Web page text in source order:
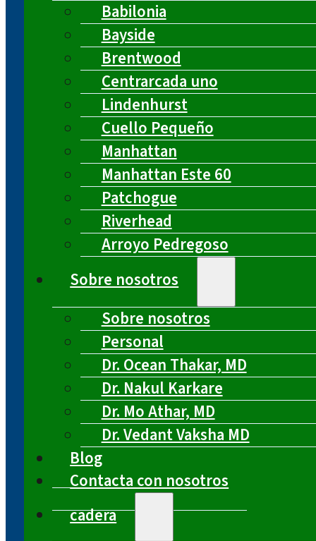
Babilonia
Bayside
Brentwood
Centrarcada uno
Lindenhurst
Cuello Pequeño
Manhattan
Manhattan Este 60
Patchogue
Riverhead
Arroyo Pedregoso
Sobre nosotros
Sobre nosotros
Personal
Dr. Ocean Thakar, MD
Dr. Nakul Karkare
Dr. Mo Athar, MD
Dr. Vedant Vaksha MD
Blog
Contacta con nosotros
cadera